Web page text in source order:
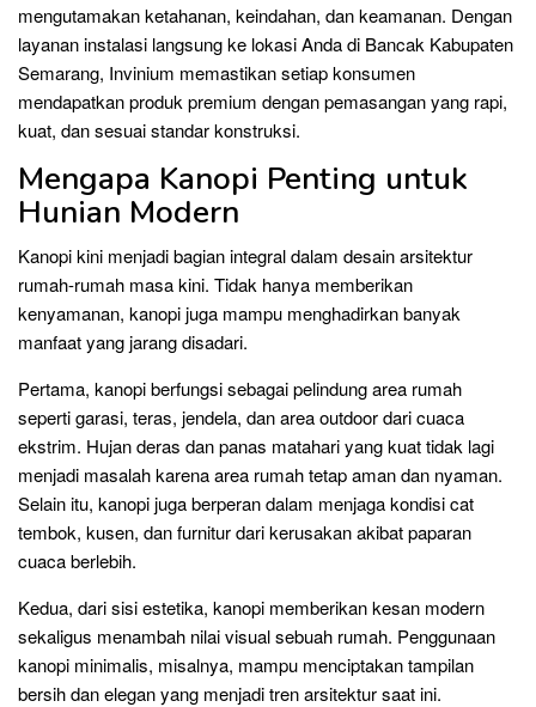
mengutamakan ketahanan, keindahan, dan keamanan. Dengan
layanan instalasi langsung ke lokasi Anda di Bancak Kabupaten
Semarang, Invinium memastikan setiap konsumen
mendapatkan produk premium dengan pemasangan yang rapi,
kuat, dan sesuai standar konstruksi.
Mengapa Kanopi Penting untuk
Hunian Modern
Kanopi kini menjadi bagian integral dalam desain arsitektur
rumah-rumah masa kini. Tidak hanya memberikan
kenyamanan, kanopi juga mampu menghadirkan banyak
manfaat yang jarang disadari.
Pertama, kanopi berfungsi sebagai pelindung area rumah
seperti garasi, teras, jendela, dan area outdoor dari cuaca
ekstrim. Hujan deras dan panas matahari yang kuat tidak lagi
menjadi masalah karena area rumah tetap aman dan nyaman.
Selain itu, kanopi juga berperan dalam menjaga kondisi cat
tembok, kusen, dan furnitur dari kerusakan akibat paparan
cuaca berlebih.
Kedua, dari sisi estetika, kanopi memberikan kesan modern
sekaligus menambah nilai visual sebuah rumah. Penggunaan
kanopi minimalis, misalnya, mampu menciptakan tampilan
bersih dan elegan yang menjadi tren arsitektur saat ini.